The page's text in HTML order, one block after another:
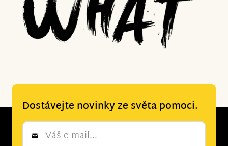
Dostávejte novinky ze světa pomoci.
Newsletter